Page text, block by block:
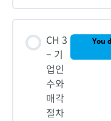
–
M&A
략
유
Lesson
0% COMPLETE
1-1. 5가지 M&A
CH 3
– 기
업인
수와
매각
절차
You